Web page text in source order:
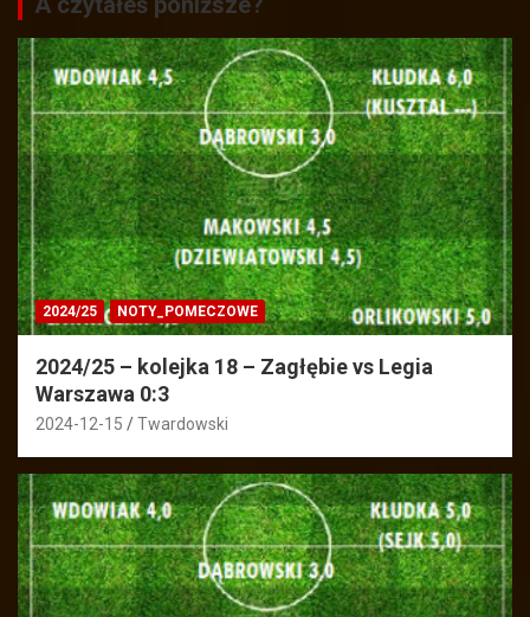
2024/25 NOTY_POMECZOWE
2024/25 – kolejka 18 – Zagłębie vs Legia
Warszawa 0:3
2024-12-15 Twardowski